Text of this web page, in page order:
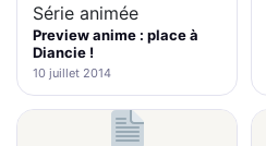
Série animée
Preview anime : place à
Diancie !
10 juillet 2014